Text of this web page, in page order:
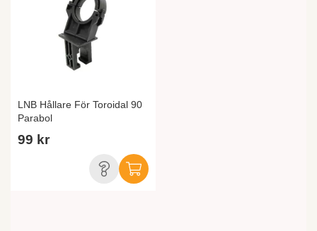
LNB Hållare För Toroidal 90
Parabol
99 kr